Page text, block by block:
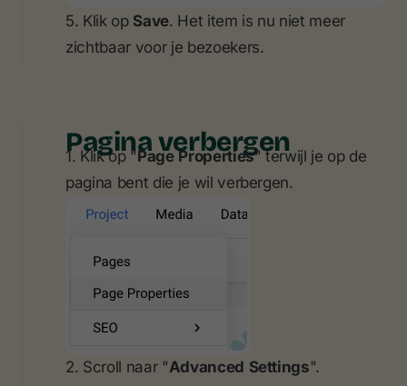
5. Klik op Save. Het item is nu niet meer
zichtbaar voor je bezoekers.
Pagina verbergen
1. Klik op "Page Properties" terwijl je op de
pagina bent die je wil verbergen.
2. Scroll naar "Advanced Settings".